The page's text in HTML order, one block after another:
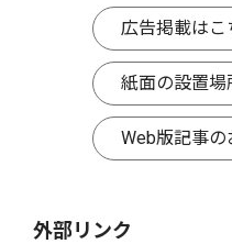
広告掲載はこ
紙面の設置場
Web版記事の
外部リンク